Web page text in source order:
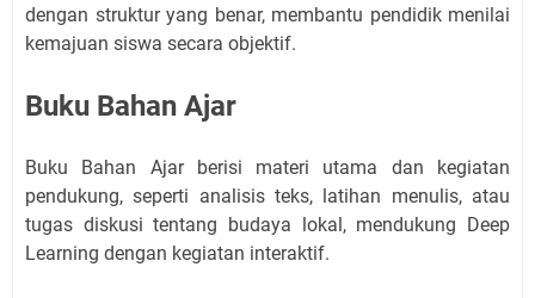
dengan struktur yang benar, membantu pendidik menilai
kemajuan siswa secara objektif.
Buku Bahan Ajar
Buku Bahan Ajar berisi materi utama dan kegiatan
pendukung, seperti analisis teks, latihan menulis, atau
tugas diskusi tentang budaya lokal, mendukung Deep
Learning dengan kegiatan interaktif.